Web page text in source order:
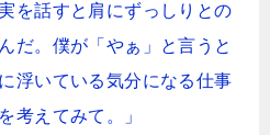
を話すと肩にずっしりとの
だ。僕が「やぁ」と言うと
浮いている気分になる仕事
考えてみて。」